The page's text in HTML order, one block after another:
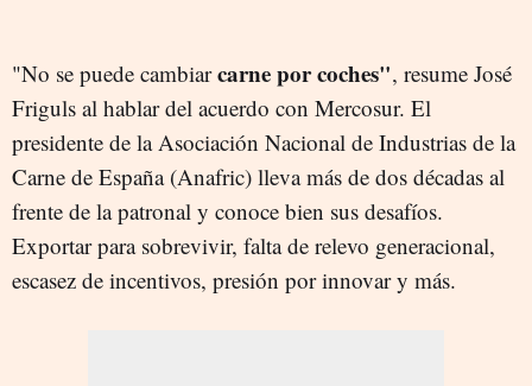
"No se puede cambiarcarne por coches", resume José
Friguls al hablar del acuerdo con Mercosur. El
presidente de la Asociación Nacional de Industrias de la
Carne de España (Anafric) lleva más de dos décadas al
frente de la patronal y conoce bien sus desafíos.
Exportar para sobrevivir, falta de relevo generacional,
escasez de incentivos, presión por innovar y más.